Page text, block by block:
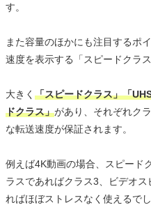
す。
また容量のほかにも注目するポ
速度を表示する「スピードクラ
大きく 「スピードクラス」「
ドクラス」があり、それぞれク
な転送速度が保証されます。
例えば4K動画の場合、スピード
ラスであればクラス3、ビデオ
ればほぼストレスなく使えるでし